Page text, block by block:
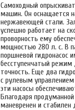
Самоходный
машин. Он оснащается
нержавеющей стали.
успешно работает на
проворность ему
мощностью 280 л. с. В
поршневой гидронасос
бесступенчатый режим
точность. Еще два
с рулевым
эти насосы
Благодаря
маневренен и стабилен